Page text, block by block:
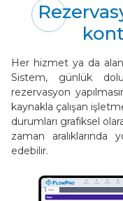
Her hizmet ya da
Sistem, günlük
rezervasyon
kaynakla çalışan
durumları grafiksel
zaman aralıklarında
edebilir.